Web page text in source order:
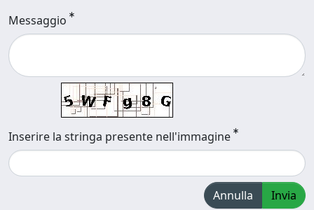
Messaggio
Inserire la stringa presente nell'immagine
Annulla Invia